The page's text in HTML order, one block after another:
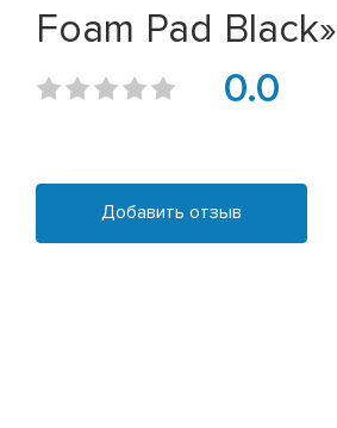
Foam Pad Black»
0.0
Добавить отзыв